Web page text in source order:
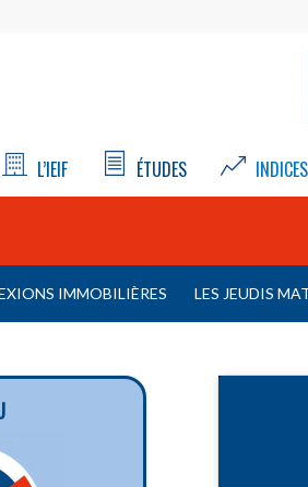
L’IEIF ÉTUDES INDICES
IMMOBILIÈRES LES JEUDIS